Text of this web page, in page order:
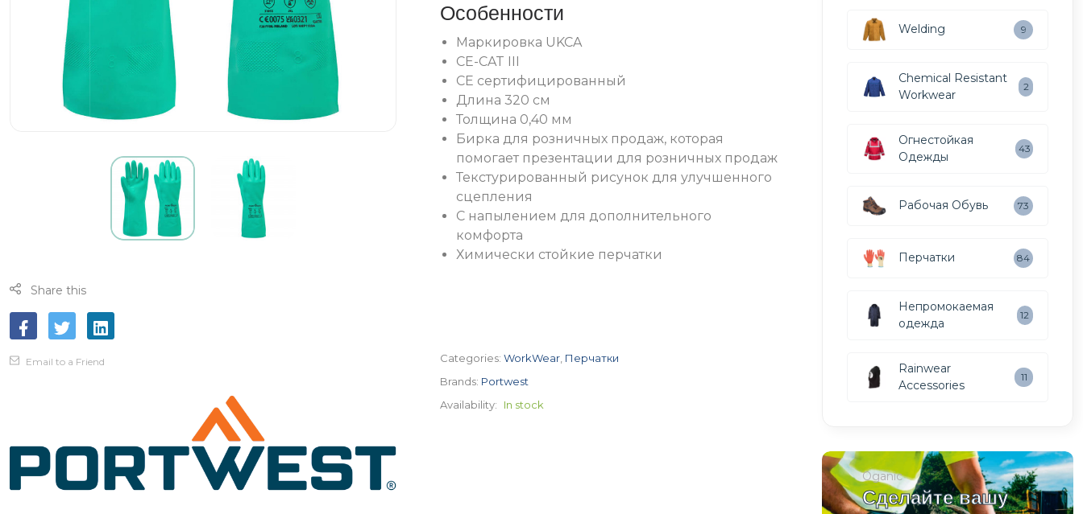
Share this
Email to a Friend
Особенности
Маркировка UKCA
CE-CAT III
CE сертифицированный
Длина 320 см
Толщина 0,40 мм
Бирка для розничных продаж, которая
помогает презентации для розничных продаж
Текстурированный рисунок для улучшенного
сцепления
С напылением для дополнительного
комфорта
Химически стойкие перчатки
Categories: WorkWear, Перчатки
Brands: Portwest
Availability:
In stock
Welding 9
Chemical Resistant
Workwear
2
Огнестойкая
Одежды
43
Рабочая Обувь 73
Перчатки 84
Непромокаемая
одежда
12
Rainwear
Accessories
11
Oganic
Сделайте вашу